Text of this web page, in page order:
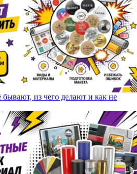
из чего делают и как не